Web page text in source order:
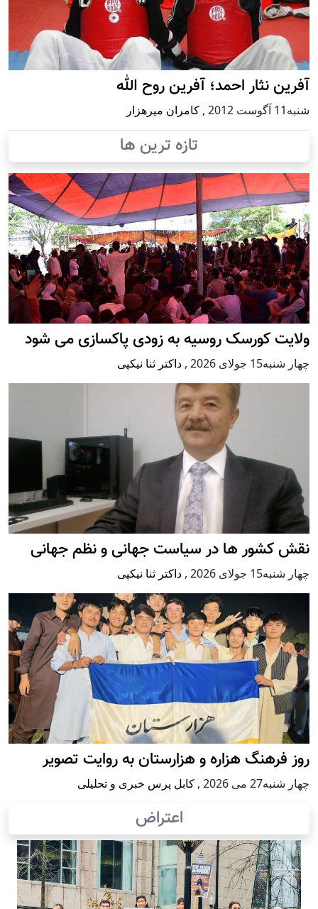
آفرین نثار احمد؛ آفرین روح الله
شنبه11 آگوست 2012 , کامران میرهزار
تازه ترین ها
ولایت کورسک روسیه به زودی پاکسازی می شود
چهار شنبه15 جولای 2026 , داکتر ثنا نیکپی
نقش کشور ها در سیاست جهانی و نظم جهانی
چهار شنبه15 جولای 2026 , داکتر ثنا نیکپی
روز فرهنگ هزاره و هزارستان به روایت تصویر
چهار شنبه27 می 2026 , کابل پرس خبری و تحلیلی
اعتراض